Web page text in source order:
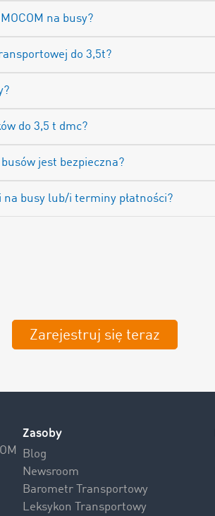
na busy?
do 3,5t?
do 3,5 t dmc?
busów jest bezpieczna?
na busy lub/i terminy płatności?
Zarejestruj się teraz
Zasoby
Blog
Newsroom
Barometr Transportowy
Leksykon Transportowy